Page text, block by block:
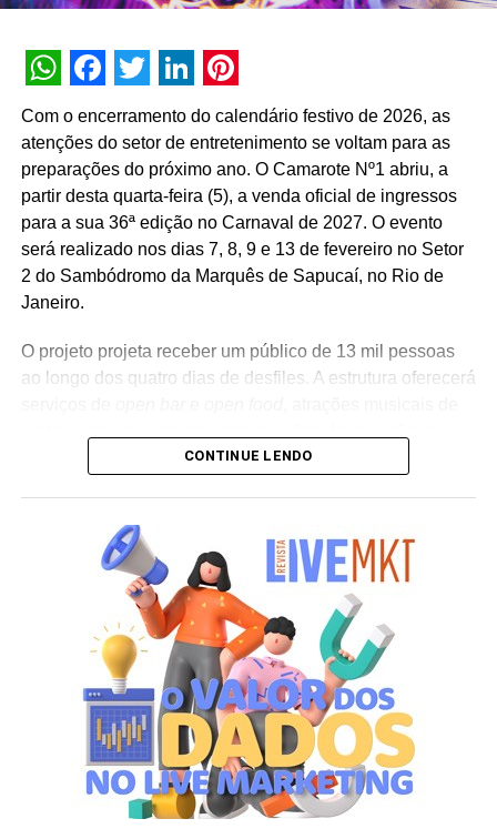
Produção de casting:Sueli Miranda (São Paulo)
TÓPICOS RELACIONADOS: DESTAQUE
A SEGUIR
Instituto TIM e Gerando Falcões anunciam ONGs
beneficiadas com um total de R＄1 milhão
NÃO PERCA
Oi promove ação de conteúdo na novela Elas Por
Elas, da TV Globo
A estratégia de divulgação da campanha engloba
peças deOut of Home(OOH) e ações com
influenciadores digitais, reforçando o posicionamento do
banco na transformação digital do setor financeiro.
WhatsApp
Facebook
Twitter
LinkedIn
Pinterest
Com o encerramento do calendário festivo de 2026, as
atenções do setor de entretenimento se voltam para as
preparações do próximo ano. O Camarote Nº1 abriu, a
partir desta quarta-feira (5), a venda oficial de ingressos
para a sua 36ª edição no Carnaval de 2027. O evento
será realizado nos dias 7, 8, 9 e 13 de fevereiro no Setor
2 do Sambódromo da Marquês de Sapucaí, no Rio de
Janeiro.
O projeto projeta receber um público de 13 mil pessoas
ao longo dos quatro dias de desfiles. A estrutura oferecerá
marcas parceiras. “O Camarote Nº1 é um projeto que faz
uma experiência personalizada que nasce dolifestyle
cidade maravilhosa”, destaca Marcio Esher, sócio, diretor
de negócios e marketing da Holding Clube e gestor do
A produção do evento é assinada pela agência Banco_
em parceria com a Storymakers e a Cross Networking,
empresas pertencentes ao ecossistema da Holding
Clube. O projeto criativo mantém a assinatura “Brasil na
Veia”, conceito focado na valorização da cultura nacional,
da música e da hospitalidade carioca.
CONTINUE LENDO